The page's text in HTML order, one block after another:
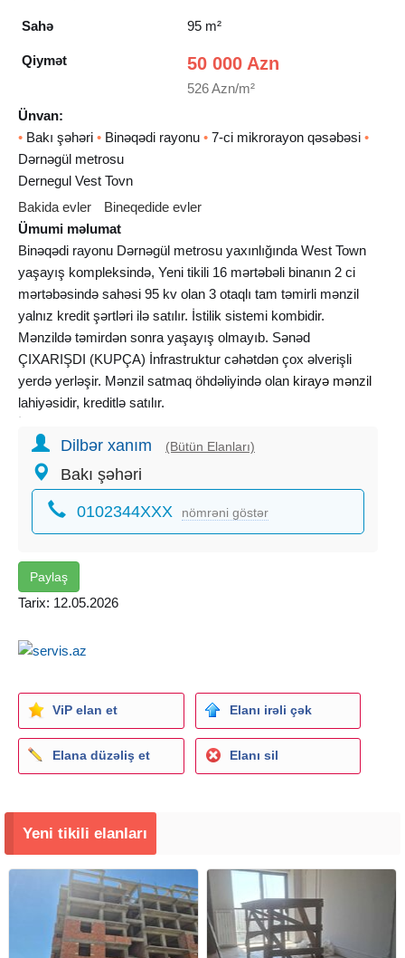
Sahə 95 m²
Qiymət 50 000 Azn
526 Azn/m²
Ünvan:
• Bakı şəhəri • Binəqədi rayonu • 7-ci mikrorayon qəsəbəsi •
Dərnəgül metrosu
Dernegul Vest Tovn
Bakida evler
Bineqedide evler
Ümumi məlumat
Binəqədi rayonu Dərnəgül metrosu yaxınlığında West Town
yaşayış kompleksində, Yeni tikili 16 mərtəbəli binanın 2 ci
mərtəbəsində sahəsi 95 kv olan 3 otaqlı tam təmirli mənzil
yalnız kredit şərtləri ilə satılır. İstilik sistemi kombidir.
Mənzildə təmirdən sonra yaşayış olmayıb. Sənəd
ÇIXARIŞDI (KUPÇA) İnfrastruktur cəhətdən çox əlverişli
yerdə yerləşir. Mənzil satmaq öhdəliyində olan kirayə mənzil
lahiyəsidir, kreditlə satılır.
Kredit Müddəti – 24 il
Aylıq ödəniş: 1903 azn
Şərtlər :
1. Yalnız rəsmi gəliri olan şəxslər müraciət edə bilər
2. Kredit tarixcəsi müsbət olmalıdır.
4. Müraciət yaşı min. 59 yaşa"dək OFİSİN XİDMƏT HAQQI
2000 AZN
Dilbər xanım (Bütün Elanları)
Bakı şəhəri
0102344XXX nömrəni göstər
Paylaş
Tarix: 12.05.2026
ViP elan et Elanı irəli çək
Elana düzəliş et Elanı sil
Yeni tikili elanları